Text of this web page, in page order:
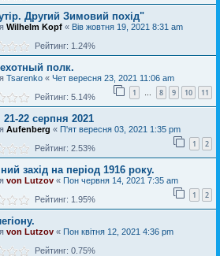
Другий Зимовий похід"
Wilhelm Kopf « Вів жовтня 19, 2021 8:31 am
Рейтинг: 1.24%
полк.
Tsarenko « Чет вересня 23, 2021 11:06 am
1 … 8 9 10 11
Рейтинг: 5.14%
22 серпня 2021
Aufenberg « П'ят вересня 03, 2021 1:35 pm
1 2
Рейтинг: 2.53%
захід на період 1916 року.
von Lutzov « Пон червня 14, 2021 7:35 am
1 2
Рейтинг: 1.95%
von Lutzov « Пон квітня 12, 2021 4:36 pm
Рейтинг: 0.75%